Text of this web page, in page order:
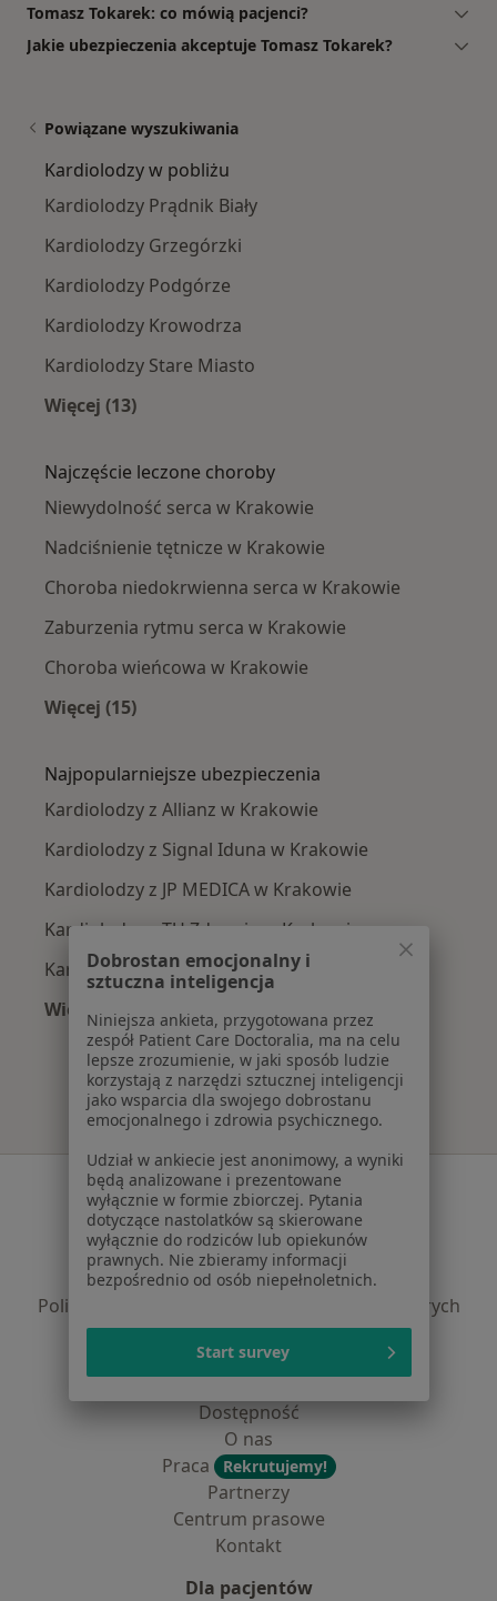
Tomasz Tokarek: co mówią pacjenci?
Jakie ubezpieczenia akceptuje Tomasz Tokarek?
Powiązane wyszukiwania
Kardiolodzy w pobliżu
Kardiolodzy Prądnik Biały
Kardiolodzy Grzegórzki
Kardiolodzy Podgórze
Kardiolodzy Krowodrza
Kardiolodzy Stare Miasto
Więcej (13)
Najczęście leczone choroby
Niewydolność serca w Krakowie
Nadciśnienie tętnicze w Krakowie
Choroba niedokrwienna serca w Krakowie
Zaburzenia rytmu serca w Krakowie
Choroba wieńcowa w Krakowie
Więcej (15)
Najpopularniejsze ubezpieczenia
Kardiolodzy z Allianz w Krakowie
Kardiolodzy z Signal Iduna w Krakowie
Kardiolodzy z JP MEDICA w Krakowie
Kardiolodzy z TU Zdrowie w Krakowie
Kardiolodzy z Świat Zdrowia w Krakowie
Więcej (11)
Więcej w kategorii: Najpopularniejsze
Serwis
Regulamin
Polityka prywatności pacjentów
Polityka prywatności profesjonalistów
Polityka prywatności dla profesjonalistów, których
dane pozyskaliśmy samodzielnie
Polityka cookies
Dostępność
O nas
Praca
Rekrutujemy!
Partnerzy
Centrum prasowe
Kontakt
Dla pacjentów
Dobrostan emocjonalny i
sztuczna inteligencja
Niniejsza ankieta, przygotowana przez
zespół Patient Care Doctoralia, ma na celu
lepsze zrozumienie, w jaki sposób ludzie
korzystają z narzędzi sztucznej inteligencji
jako wsparcia dla swojego dobrostanu
emocjonalnego i zdrowia psychicznego.
Udział w ankiecie jest anonimowy, a wyniki
będą analizowane i prezentowane
wyłącznie w formie zbiorczej. Pytania
dotyczące nastolatków są skierowane
wyłącznie do rodziców lub opiekunów
prawnych. Nie zbieramy informacji
bezpośrednio od osób niepełnoletnich.
Start survey